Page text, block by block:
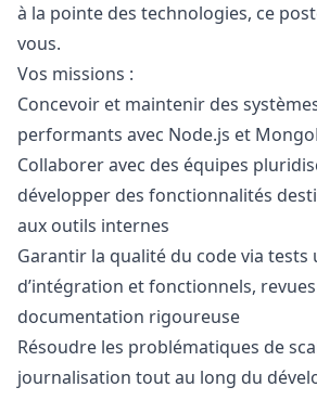
à la pointe des technologies, ce
vous.
Vos missions :
Concevoir et maintenir des
performants avec Node.js et
Collaborer avec des équipes
développer des fonctionnalités
aux outils internes
Garantir la qualité du code via tests
d’intégration et fonctionnels,
documentation rigoureuse
Résoudre les problématiques de
journalisation tout au long du